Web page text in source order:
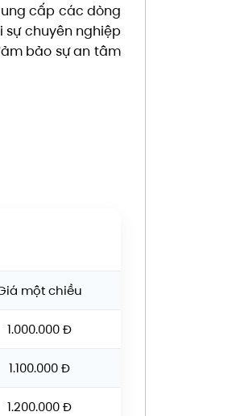
cấp các dòng
sự chuyên nghiệp
bảo sự an tâm
một chiều
1.000.000 Đ
1.100.000 Đ
1.200.000 Đ